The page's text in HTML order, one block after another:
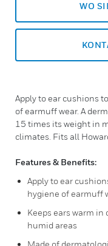
WO
Apply to ear cushions
of earmuff wear. A
15 times its weight in
climates. Fits all
Features & Benefits:
Apply to ear
hygiene of earmuff
Keeps ears warm
humid areas
Made of